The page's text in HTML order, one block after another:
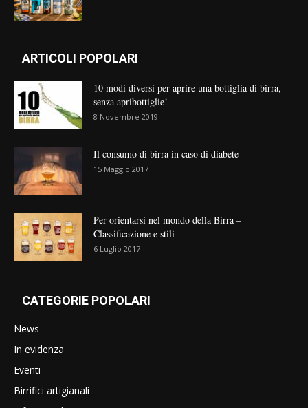
ARTICOLI POPOLARI
10 modi diversi per aprire una bottiglia di birra,
senza apribottiglie!
8 Novembre 2019
Il consumo di birra in caso di diabete
15 Maggio 2017
Per orientarsi nel mondo della Birra –
Classificazione e stili
6 Luglio 2017
CATEGORIE POPOLARI
News
In evidenza
Eventi
Birrifici artigianali